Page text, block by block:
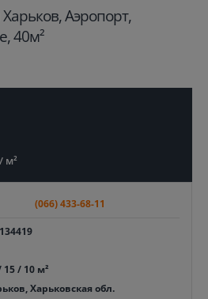
Аэропорт,
40м²
/ м²
(066) 433-68-11
15 / 10 м²
Харьковская обл.